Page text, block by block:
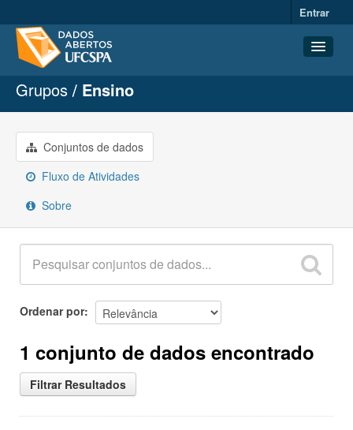
Entrar
Conjuntos de dados
Organizações
Grupos
Sobre
Grupos Ensino
Conjuntos de dados
Fluxo de Atividades
Sobre
Ordenar por
1 conjunto de dados encontrado
Filtrar Resultados